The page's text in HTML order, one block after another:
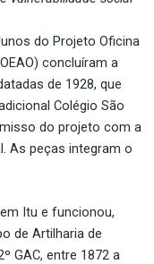
do Projeto Oficina
concluíram a
de 1928, que
Colégio São
do projeto com a
As peças integram o
Itu e funcionou,
de Artilharia de
GAC, entre 1872 a